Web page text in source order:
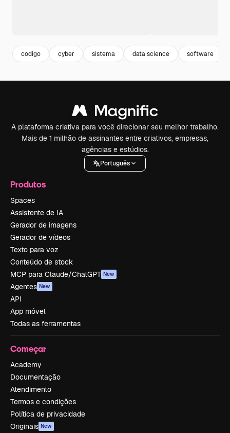
codigo cyber sistema data science software
A plataforma criativa para você direcionar seu melhor trabalho.
Mais de 1 milhão de assinantes entre criativos, empresas,
agências e estúdios.
Português
Produtos
Spaces
Assistente de IA
Gerador de imagens
Gerador de vídeos
Texto para voz
Conteúdo de stock
MCP para Claude/ChatGPT New
Agentes New
API
App móvel
Todas as ferramentas
Começar
Academy
Documentação
Atendimento
Termos e condições
Política de privacidade
Originais New